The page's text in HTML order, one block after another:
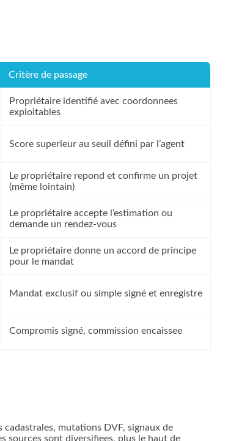
Critère de passage
Propriétaire identifié avec coordonnees
exploitables
Score superieur au seuil défini par l’agent
Le propriétaire repond et confirme un projet
(même lointain)
Le propriétaire accepte l’estimation ou
demande un rendez-vous
Le propriétaire donne un accord de principe
pour le mandat
Mandat exclusif ou simple signé et enregistre
Compromis signé, commission encaissee
mutations DVF, signaux de
sources sont diversifiees, plus le haut de